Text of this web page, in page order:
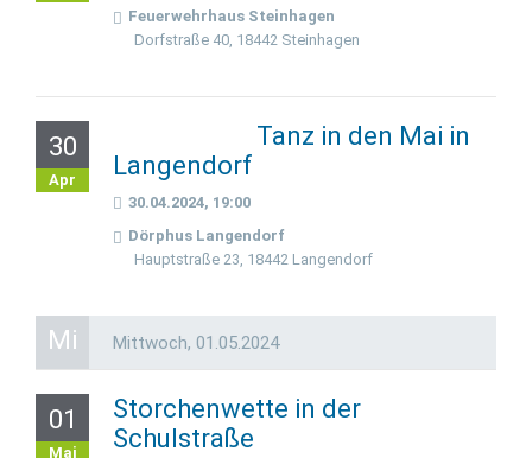
Feuerwehrhaus Steinhagen
Dorfstraße 40, 18442 Steinhagen
30
Apr
Tanz in den Mai in
Langendorf
30.04.2024, 19:00
Dörphus Langendorf
Hauptstraße 23, 18442 Langendorf
Mi Mittwoch, 01.05.2024
01
Mai
Storchenwette in der
Schulstraße